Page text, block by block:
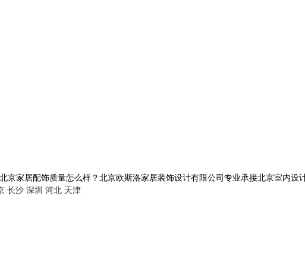
京家居配饰质量怎么样？北京欧斯洛家居装饰设计有限公司专业承接北京室内设
长沙 深圳 河北 天津